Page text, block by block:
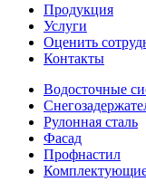
Продукция
Услуги
Оценить
Контакты
Водосточные
Рулонная сталь
Фасад
Профнастил